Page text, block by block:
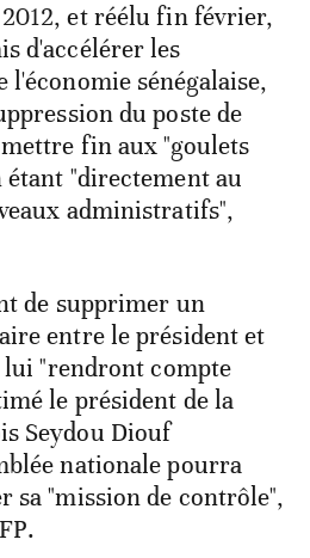
et réélu fin février,
d'accélérer les
sénégalaise,
du poste de
fin aux "goulets
"directement au
administratifs",
de supprimer un
entre le président et
"rendront compte
le président de la
Seydou Diouf
nationale pourra
sa "mission de contrôle",